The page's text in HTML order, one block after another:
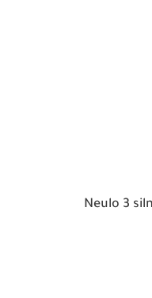
Neulo 3